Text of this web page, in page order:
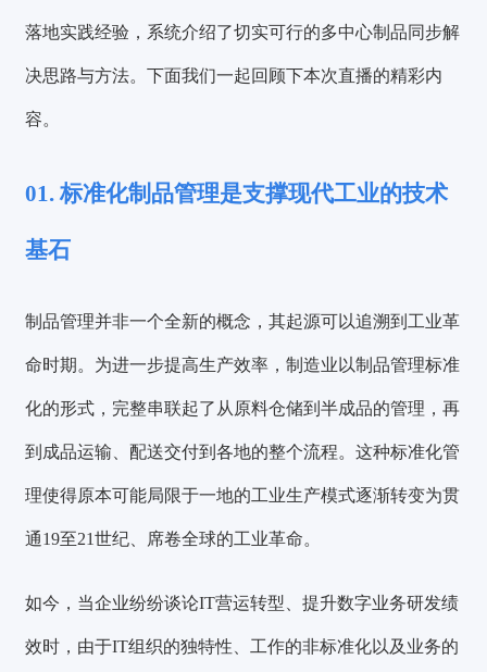
落地实践经验，系统介绍了切实可行的多中心制品同步解
决思路与方法。下面我们一起回顾下本次直播的精彩内
容。
01. 标准化制品管理是支撑现代工业的技术
基石
制品管理并非一个全新的概念，其起源可以追溯到工业革
命时期。为进一步提高生产效率，制造业以制品管理标准
化的形式，完整串联起了从原料仓储到半成品的管理，再
到成品运输、配送交付到各地的整个流程。这种标准化管
理使得原本可能局限于一地的工业生产模式逐渐转变为贯
通19至21世纪、席卷全球的工业革命。
如今，当企业纷纷谈论IT营运转型、提升数字业务研发绩
效时，由于IT组织的独特性、工作的非标准化以及业务的